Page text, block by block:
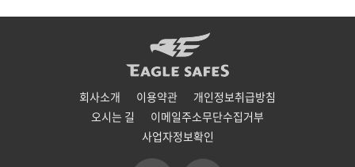
회사소개 이용약관
개인정보취급방침
오시는 길
이메일주소무단수집거부
사업자정보확인